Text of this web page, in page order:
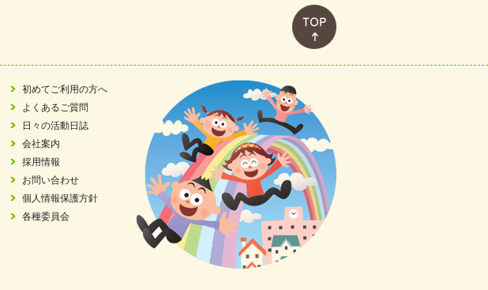
初めてご利用の方へ
よくあるご質問
日々の活動日誌
会社案内
採用情報
お問い合わせ
個人情報保護方針
各種委員会